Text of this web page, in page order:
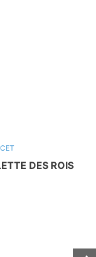
DES ROIS
CET